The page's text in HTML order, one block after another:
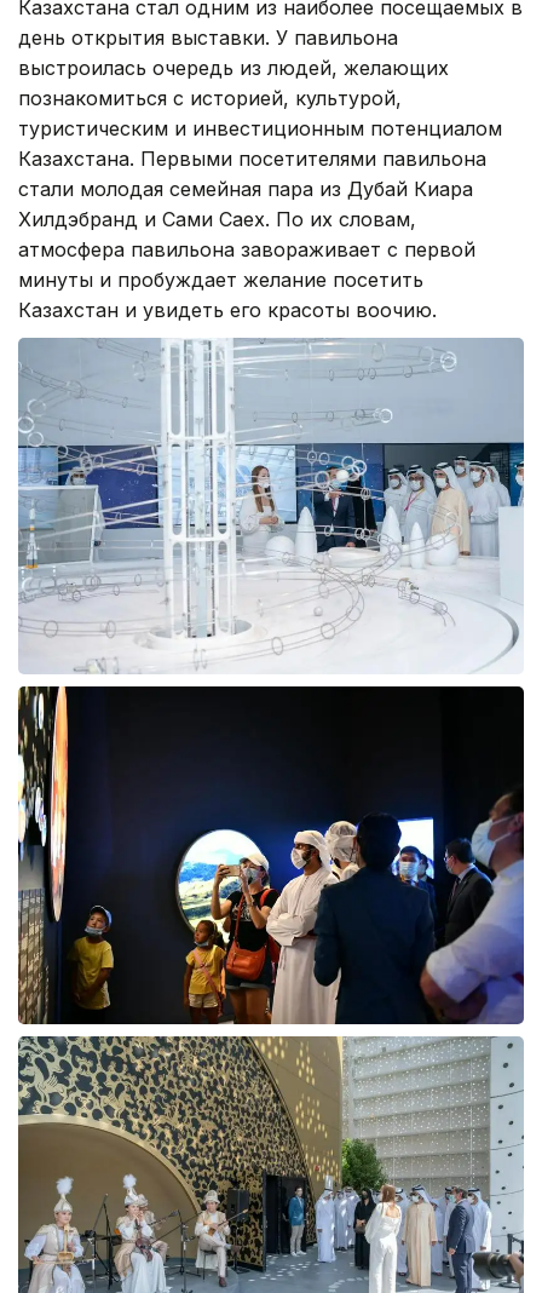
Казахстана стал одним из наиболее посещаемых в
день открытия выставки. У павильона
выстроилась очередь из людей, желающих
познакомиться с историей, культурой,
туристическим и инвестиционным потенциалом
Казахстана. Первыми посетителями павильона
стали молодая семейная пара из Дубай Киара
Хилдэбранд и Сами Саех. По их словам,
атмосфера павильона завораживает с первой
минуты и пробуждает желание посетить
Казахстан и увидеть его красоты воочию.